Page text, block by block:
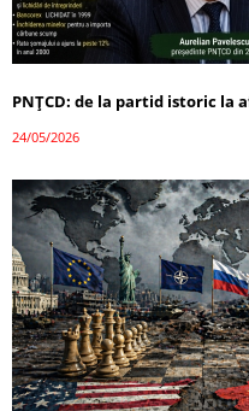
PNȚCD: de la partid istoric la
24/05/2026